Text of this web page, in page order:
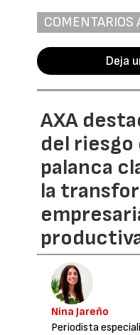
COMENTARIOS
Deja
AXA
del riesgo
palanca
la
Nina Jareño
Periodista